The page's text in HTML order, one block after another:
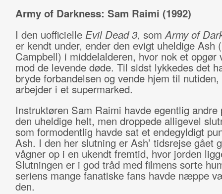
Army of Darkness: Sam Raimi (1992)
I den uofficielle Evil Dead 3, somArmy of
er kendt under, ender den evigt uheldige Ash
Campbell) i middelalderen, hvor nok et opgør
mod de levende døde. Til sidst lykkedes det
bryde forbandelsen og vende hjem til
arbejder i et supermarked.
Instruktøren Sam Raimi havde egentlig andre
den uheldige helt, men droppede alligevel
som formodentlig havde sat et endegyldigt
Ash. I den her slutning er Ash’ tidsrejse gået
vågner op i en ukendt fremtid, hvor jorden
Slutningen er i god tråd med filmens sorte
seriens mange fanatiske fans havde næppe
den.